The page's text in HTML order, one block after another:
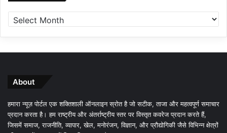
About
हमारा न्यूज़ पोर्टल एक शक्तिशाली ऑनलाइन स्रोत है जो सटीक, ताजा और महत्वपूर्ण समाचार
प्रदान करता है। हम राष्ट्रीय और अंतर्राष्ट्रीय स्तर पर विस्तृत कवरेज प्रदान करते हैं,
जिसमें समाज, राजनीति, व्यापार, खेल, मनोरंजन, विज्ञान, और प्रौद्योगिकी जैसे विभिन्न क्षेत्रों